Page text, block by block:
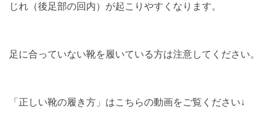
じれ（後足部の回内）が起こりやすくなります。
足に合っていない靴を履いている方は注意してください。
「正しい靴の履き方」はこちらの動画をご覧ください↓